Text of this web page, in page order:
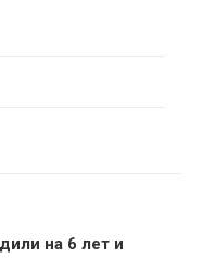
на 6 лет и